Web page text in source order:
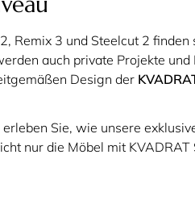
Remix 3 und Steelcut 2
auch private Projekte
Design der
erleben Sie, wie unsere
nur die Möbel mit KVADRAT